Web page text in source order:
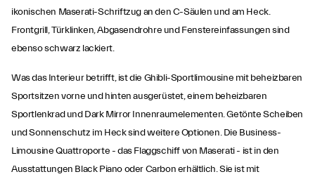
ikonischen Maserati-Schriftzug an den C-Säulen und am Heck.
Frontgrill, Türklinken, Abgasendrohre und Fenstereinfassungen sind
ebenso schwarz lackiert.
Was das Interieur betrifft, ist die Ghibli-Sportlimousine mit beheizbaren
Sportsitzen vorne und hinten ausgerüstet, einem beheizbaren
Sportlenkrad und Dark Mirror Innenraumelementen. Getönte Scheiben
und Sonnenschutz im Heck sind weitere Optionen. Die Business-
Limousine Quattroporte - das Flaggschiff von Maserati - ist in den
Ausstattungen Black Piano oder Carbon erhältlich. Sie ist mit